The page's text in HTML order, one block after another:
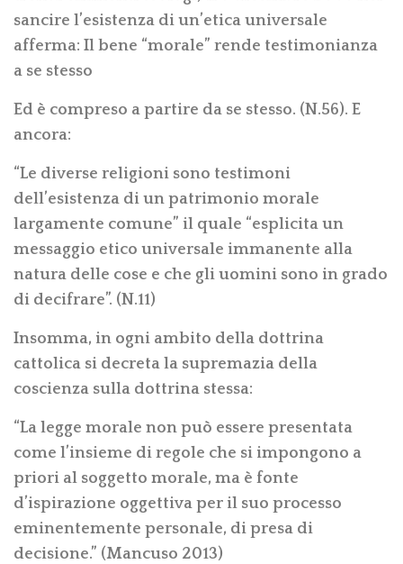
sancire l’esistenza di un’etica universale
afferma: Il bene “morale” rende testimonianza
a se stesso
Ed è compreso a partire da se stesso. (N.56). E
ancora:
“Le diverse religioni sono testimoni
dell’esistenza di un patrimonio morale
largamente comune” il quale “esplicita un
messaggio etico universale immanente alla
natura delle cose e che gli uomini sono in grado
di decifrare”. (N.11)
Insomma, in ogni ambito della dottrina
cattolica si decreta la supremazia della
coscienza sulla dottrina stessa:
“La legge morale non può essere presentata
come l’insieme di regole che si impongono a
priori al soggetto morale, ma è fonte
d’ispirazione oggettiva per il suo processo
eminentemente personale, di presa di
decisione.” (Mancuso 2013)